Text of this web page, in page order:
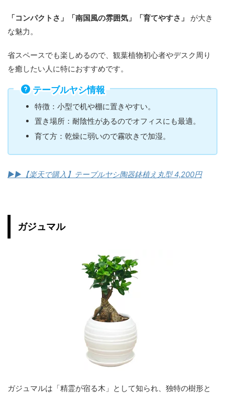
「コンパクトさ」「南国風の雰囲気」「育てやすさ」
が大き
な魅力。
省スペースでも楽しめるので、観葉植物初心者やデスク周り
を癒したい人に特におすすめです。
テーブルヤシ情報
特徴：小型で机や棚に置きやすい。
置き場所：耐陰性があるのでオフィスにも最適。
育て方：乾燥に弱いので霧吹きで加湿。
▶︎▶︎【楽天で購入】テーブルヤシ陶器鉢植え丸型 4,200円
ガジュマル
ガジュマルは「精霊が宿る木」として知られ、独特の樹形と